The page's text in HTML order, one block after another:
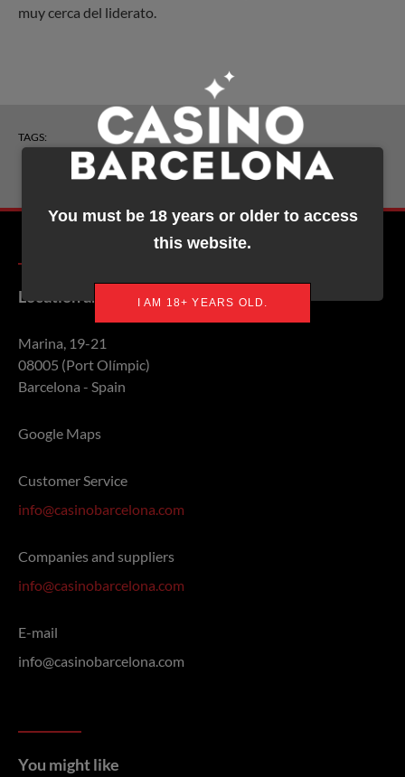
muy cerca del liderato.
TAGS:
Torneos y crónicas
Location and contact info
Marina, 19-21
08005 (Port Olímpic)
Barcelona - Spain
Google Maps
Customer Service
info@casinobarcelona.com
Companies and suppliers
info@casinobarcelona.com
E-mail
info@casinobarcelona.com
You might like
You must be 18 years or older to access
this website.
I AM 18+ YEARS OLD.